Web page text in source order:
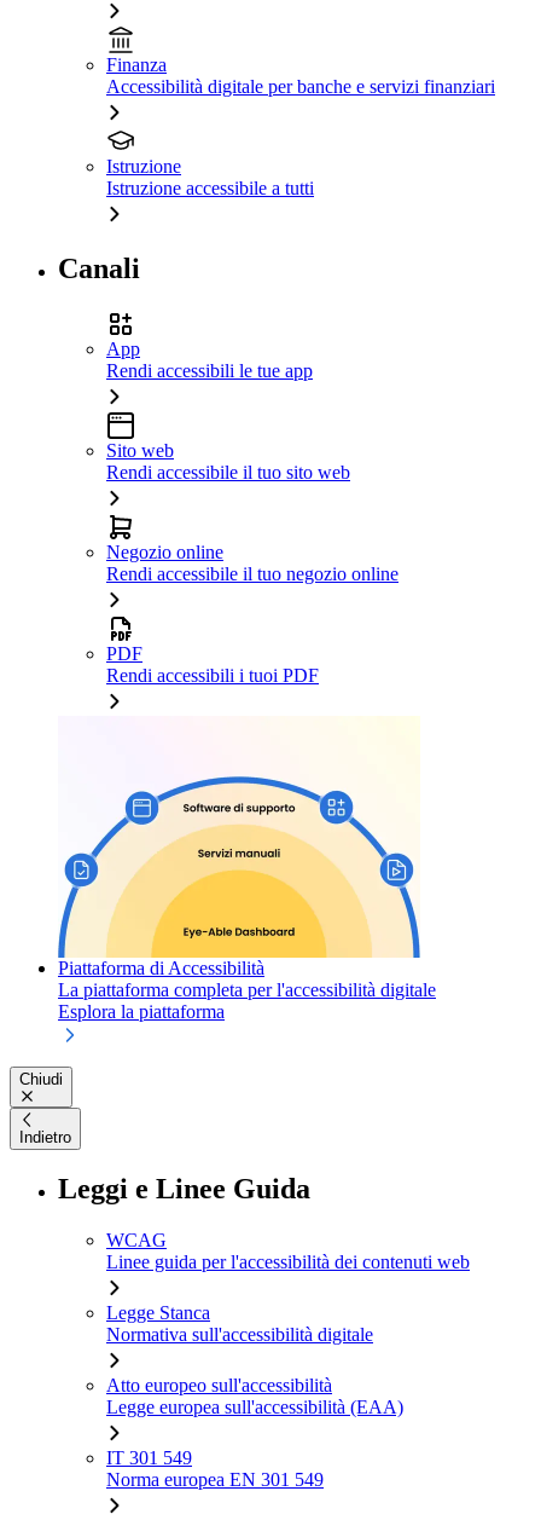
Finanza
Accessibilità digitale per banche e servizi finanziari
Istruzione
Istruzione accessibile a tutti
Canali
App
Rendi accessibili le tue app
Sito web
Rendi accessibile il tuo sito web
Negozio online
Rendi accessibile il tuo negozio online
PDF
Rendi accessibili i tuoi PDF
Piattaforma di Accessibilità
La piattaforma completa per l'accessibilità digitale
Esplora la piattaforma
Chiudi
Indietro
Leggi e Linee Guida
WCAG
Linee guida per l'accessibilità dei contenuti web
Legge Stanca
Normativa sull'accessibilità digitale
Atto europeo sull'accessibilità
Legge europea sull'accessibilità (EAA)
IT 301 549
Norma europea EN 301 549